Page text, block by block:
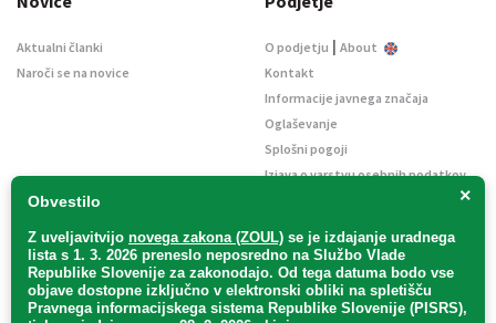
×
Obvestilo
Z uveljavitvijo novega zakona (ZOUL) se je izdajanje uradnega
lista s 1. 3. 2026 preneslo neposredno na Službo Vlade
Republike Slovenije za zakonodajo. Od tega datuma bodo vse
objave dostopne izključno v elektronski obliki na spletišču
Pravnega informacijskega sistema Republike Slovenije (PISRS),
Aktualni članki
Naroči se na novice
O podjetju | About
Kontakt
Informacije javnega značaja
Oglaševanje
Splošni pogoji
Izjava o varstvu osebnih podatkov